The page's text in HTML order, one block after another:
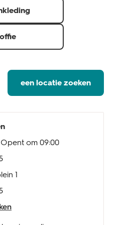
een locatie zoeken
Opent om 09:00
1